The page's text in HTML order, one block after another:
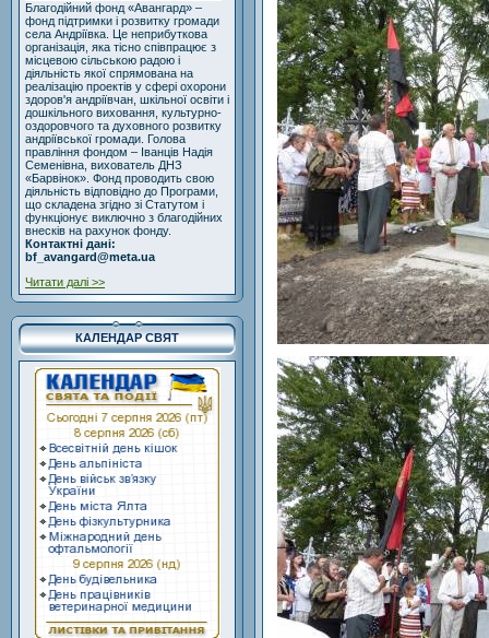
Благодійний фонд «Авангард» –
фонд підтримки і розвитку громади
села Андріївка. Це неприбуткова
організація, яка тісно співпрацює з
місцевою сільською радою і
діяльність якої спрямована на
реалізацію проектів у сфері охорони
здоров'я андріївчан, шкільної освіти і
дошкільного виховання, культурно-
оздоровчого та духовного розвитку
андріївської громади. Голова
правління фондом – Іванців Надія
Семенівна, вихователь ДНЗ
«Барвінок». Фонд проводить свою
діяльність відповідно до Програми,
що складена згідно зі Статутом і
функціонує виключно з благодійних
внесків на рахунок фонду.
Контактні дані:
bf_avangard@meta.ua
Читати далі >>
КАЛЕНДАР СВЯТ